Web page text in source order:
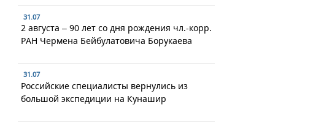
31.07
2 августа – 90 лет со дня рождения чл.-корр.
РАН Чермена Бейбулатовича Борукаева
31.07
Российские специалисты вернулись из
большой экспедиции на Кунашир